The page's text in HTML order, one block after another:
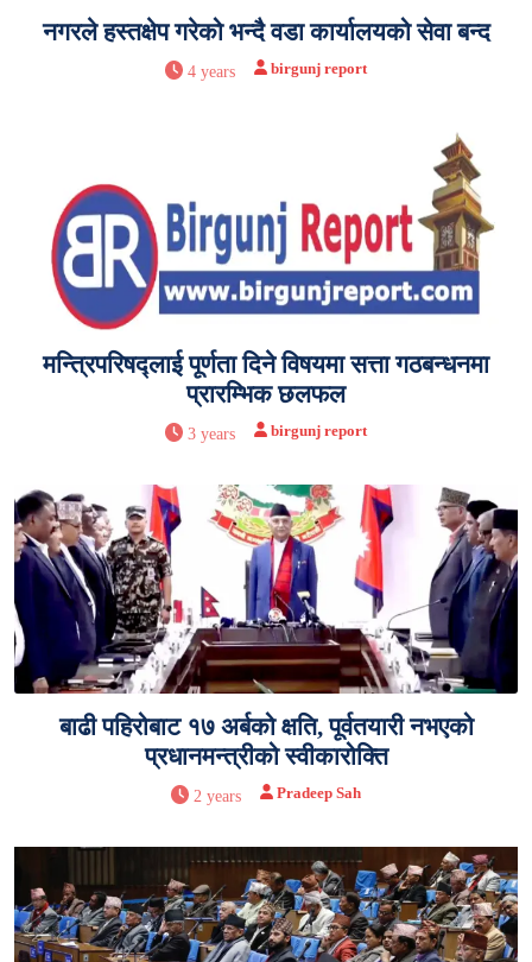
नगरले हस्तक्षेप गरेको भन्दै वडा कार्यालयको सेवा बन्द
4 years birgunj report
मन्त्रिपरिषद्लाई पूर्णता दिने विषयमा सत्ता गठबन्धनमा
प्रारम्भिक छलफल
3 years birgunj report
बाढी पहिरोबाट १७ अर्बको क्षति, पूर्वतयारी नभएको
प्रधानमन्त्रीको स्वीकारोक्ति
2 years Pradeep Sah